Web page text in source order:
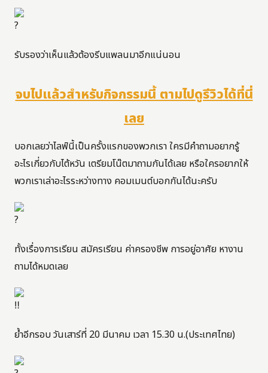
รับรองว่าเห็นแล้วต้องรีบแพลนมาอีกแน่นอน
จบไปแล้วสำหรับกิจกรรมนี้ ตามไปดูรีวิวได้ที่นี่
เลย
บอกเลยว่าไลฟ์นี้เป็นครั้งแรกของพวกเรา ใครมีคำถามอยากรู้
อะไรเกี่ยวกับไต้หวัน เตรียมโน๊ตมาถามกันได้เลย หรือใครอยากให้
พวกเราเล่าอะไรระหว่างทาง คอมเมนต์บอกกันได้นะครับ
ทั้งเรื่องการเรียน สมัครเรียน ค่าครองชีพ การอยู่อาศัย หางาน
ถามได้หมดเลย
ย้ำอีกรอบ วันเสาร์ที่ 20 มีนาคม เวลา 15.30 น.(ประเทศไทย)